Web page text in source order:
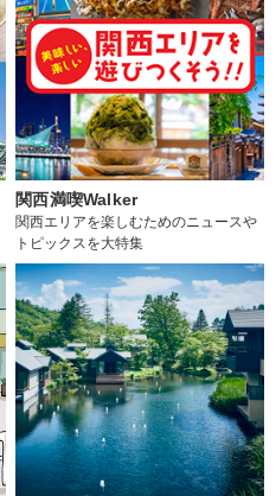
関西満喫Walker
関西エリアを楽しむためのニュースや
トピックスを大特集